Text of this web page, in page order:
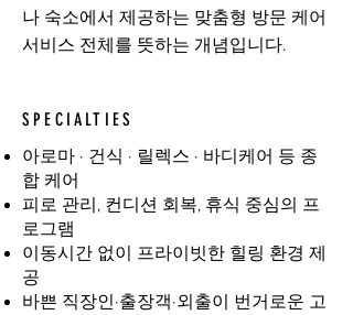
나 숙소에서 제공하는 맞춤형 방문 케어
서비스 전체를 뜻하는 개념입니다.
SPECIALTIES
아로마 · 건식 · 릴렉스 · 바디케어 등 종
합 케어
피로 관리, 컨디션 회복, 휴식 중심의 프
로그램
이동시간 없이 프라이빗한 힐링 환경 제
공
바쁜 직장인·출장객·외출이 번거로운 고